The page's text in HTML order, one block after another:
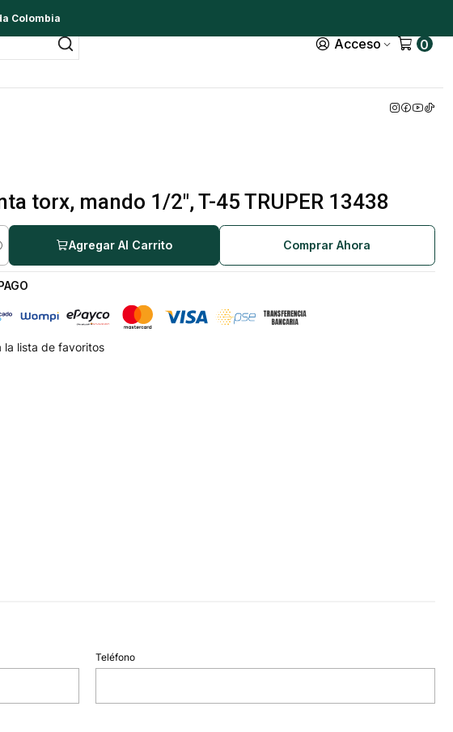
Acceso 0
Colombia
torx, mando 1/2", T-45 TRUPER 13438
Agregar Al Carrito Comprar Ahora
la lista de favoritos
Teléfono